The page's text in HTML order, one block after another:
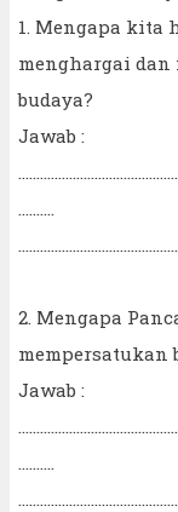
1. Mengapa kita
menghargai dan
budaya?
Jawab :
2. Mengapa
mempersatukan
Jawab :